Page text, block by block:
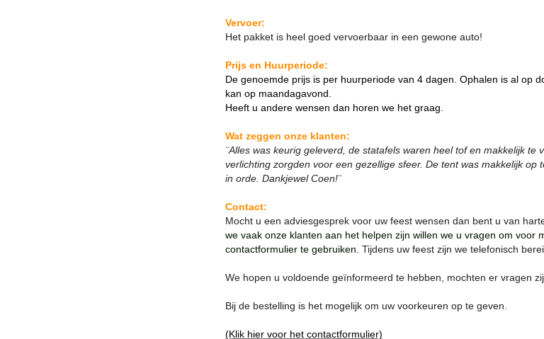
Vervoer:
Het pakket is heel goed vervoerbaar in een gewone auto!
Prijs en Huurperiode:
De genoemde prijs is per huurperiode van 4 dagen. Ophalen is al op
kan op maandagavond.
Heeft u andere wensen dan horen we het graag.
Wat zeggen onze klanten:
¨Alles was keurig geleverd, de statafels waren heel tof en makkelijk te
verlichting zorgden voor een gezellige sfeer. De tent was makkelijk op
in orde. Dankjewel Coen!¨
Contact:
Mocht u een adviesgesprek voor uw feest wensen dan bent u van
we vaak onze klanten aan het helpen zijn willen we u vragen om voor
contactformulier te gebruiken. Tijdens uw feest zijn we telefonisch
We hopen u voldoende geïnformeerd te hebben, mochten er vragen
Bij de bestelling is het mogelijk om uw voorkeuren op te geven.
(Klik hier voor het contactformulier)